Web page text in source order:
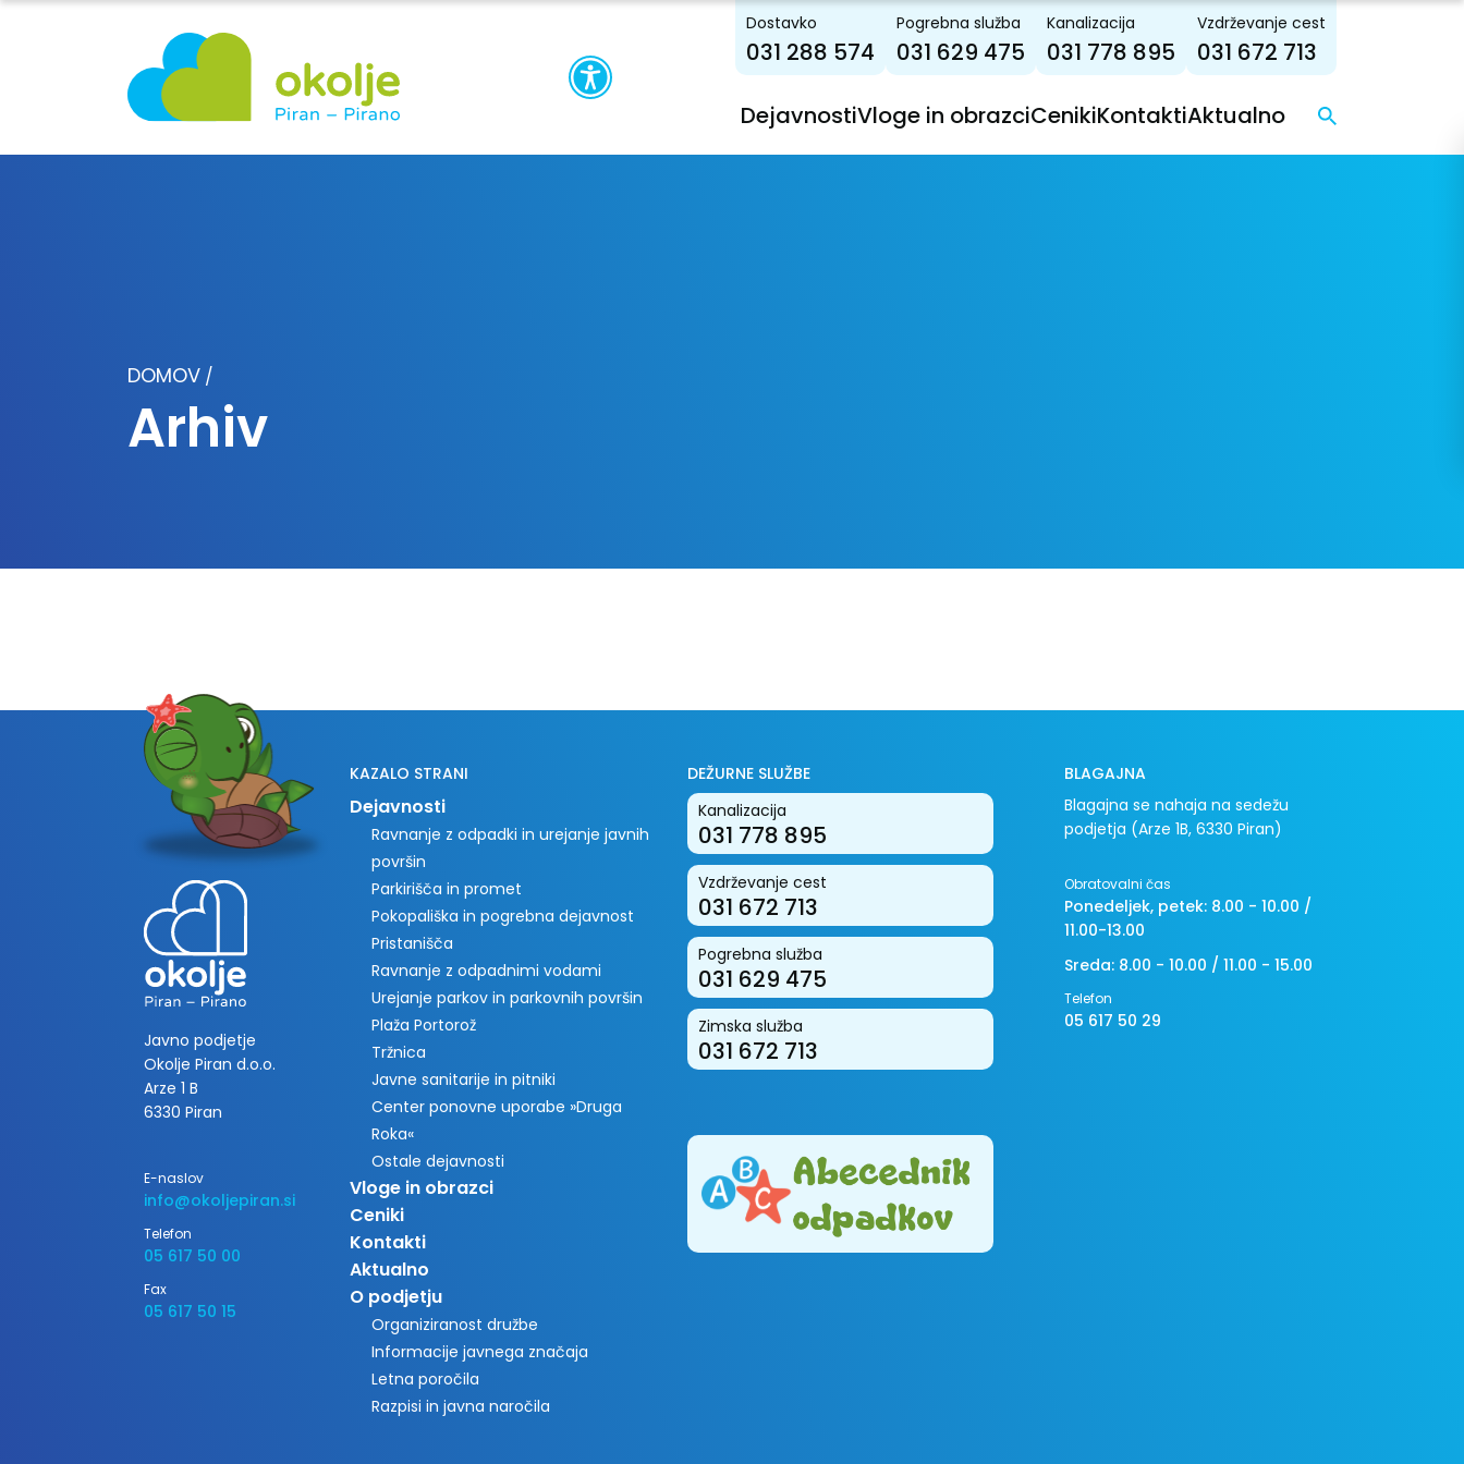
Dostavko
031 288 574
Pogrebna služba
031 629 475
Kanalizacija
031 778 895
Vzdrževanje cest
031 672 713
DejavnostiVloge in obrazciCenikiKontaktiAktualno
DOMOV /
Arhiv
Javno podjetje
Okolje Piran d.o.o.
Arze 1 B
6330 Piran
E-naslov
info@okoljepiran.si
Telefon
05 617 50 00
Fax
05 617 50 15
KAZALO STRANI
Dejavnosti
Ravnanje z odpadki in urejanje javnih
površin
Parkirišča in promet
Pokopališka in pogrebna dejavnost
Pristanišča
Ravnanje z odpadnimi vodami
Urejanje parkov in parkovnih površin
Plaža Portorož
Tržnica
Javne sanitarije in pitniki
Center ponovne uporabe »Druga
Roka«
Ostale dejavnosti
Vloge in obrazci
Ceniki
Kontakti
Aktualno
O podjetju
Organiziranost družbe
Informacije javnega značaja
Letna poročila
Razpisi in javna naročila
DEŽURNE SLUŽBE
Kanalizacija
031 778 895
Vzdrževanje cest
031 672 713
Pogrebna služba
031 629 475
Zimska služba
031 672 713
BLAGAJNA
Blagajna se nahaja na sedežu
podjetja (Arze 1B, 6330 Piran)
Obratovalni čas
Ponedeljek, petek: 8.00 - 10.00 /
11.00-13.00
Sreda: 8.00 - 10.00 / 11.00 - 15.00
Telefon
05 617 50 29